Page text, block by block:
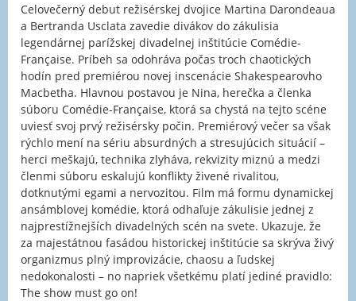
Celovečerný debut režisérskej dvojice Martina Darondeaua
a Bertranda Usclata zavedie divákov do zákulisia
legendárnej parížskej divadelnej inštitúcie Comédie-
Française. Príbeh sa odohráva počas troch chaotických
hodín pred premiérou novej inscenácie Shakespearovho
Macbetha. Hlavnou postavou je Nina, herečka a členka
súboru Comédie-Française, ktorá sa chystá na tejto scéne
uviesť svoj prvý režisérsky počin. Premiérový večer sa však
rýchlo mení na sériu absurdných a stresujúcich situácií –
herci meškajú, technika zlyháva, rekvizity miznú a medzi
členmi súboru eskalujú konflikty živené rivalitou,
dotknutými egami a nervozitou. Film má formu dynamickej
ansámblovej komédie, ktorá odhaľuje zákulisie jednej z
najprestížnejších divadelných scén na svete. Ukazuje, že
za majestátnou fasádou historickej inštitúcie sa skrýva živý
organizmus plný improvizácie, chaosu a ľudskej
nedokonalosti – no napriek všetkému platí jediné pravidlo:
The show must go on!